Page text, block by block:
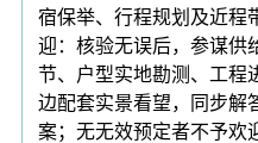
宿保举、行程规划及近程
迎：核验无误后，参谋供
节、户型实地勘测、工程
边配套实景看望，同步解
案；无无效预定者不予欢